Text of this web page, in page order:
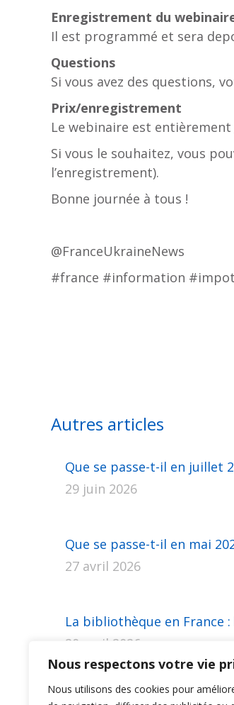
Nous respectons votre vie
Nous utilisons des cookies pour
Enregistrement du
Il est programmé et sera
Questions
Si vous avez des questions,
Prix/enregistrement
Le webinaire est entièrement
Si vous le souhaitez, vous
l’enregistrement).
Bonne journée à tous !
@FranceUkraineNews
#france #information
Autres articles
Que se passe-t-il en juillet
29 juin 2026
Que se passe-t-il en mai
27 avril 2026
La bibliothèque en France
20 avril 2026